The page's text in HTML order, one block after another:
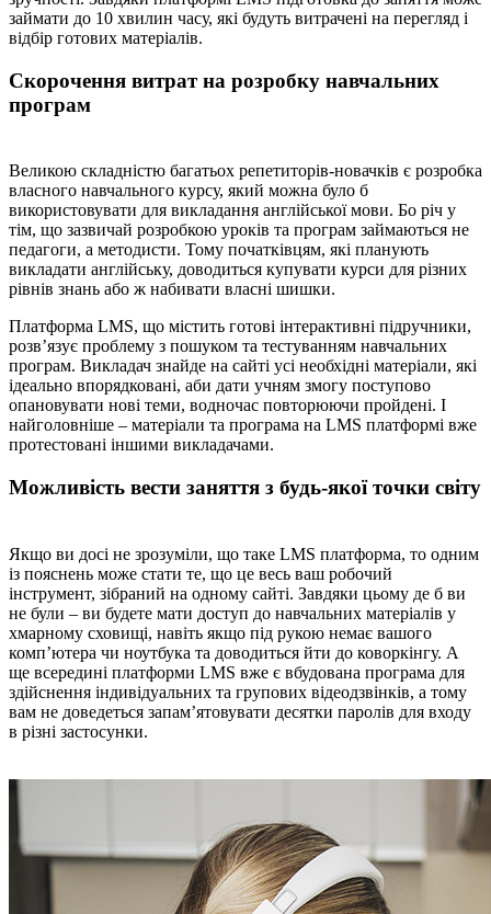
займати до 10 хвилин часу, які будуть витрачені на перегляд і
відбір готових матеріалів.
Скорочення витрат на розробку навчальних
програм
Великою складністю багатьох репетиторів-новачків є розробка
власного навчального курсу, який можна було б
використовувати для викладання англійської мови. Бо річ у
тім, що зазвичай розробкою уроків та програм займаються не
педагоги, а методисти. Тому початківцям, які планують
викладати англійську, доводиться купувати курси для різних
рівнів знань або ж набивати власні шишки.
Платформа LMS, що містить готові інтерактивні підручники,
розв’язує проблему з пошуком та тестуванням навчальних
програм. Викладач знайде на сайті усі необхідні матеріали, які
ідеально впорядковані, аби дати учням змогу поступово
опановувати нові теми, водночас повторюючи пройдені. І
найголовніше – матеріали та програма на LMS платформі вже
протестовані іншими викладачами.
Можливість вести заняття з будь-якої точки світу
Якщо ви досі не зрозуміли, що таке LMS платформа, то одним
із пояснень може стати те, що це весь ваш робочий
інструмент, зібраний на одному сайті. Завдяки цьому де б ви
не були – ви будете мати доступ до навчальних матеріалів у
хмарному сховищі, навіть якщо під рукою немає вашого
комп’ютера чи ноутбука та доводиться йти до коворкінгу. А
ще всередині платформи LMS вже є вбудована програма для
здійснення індивідуальних та групових відеодзвінків, а тому
вам не доведеться запам’ятовувати десятки паролів для входу
в різні застосунки.